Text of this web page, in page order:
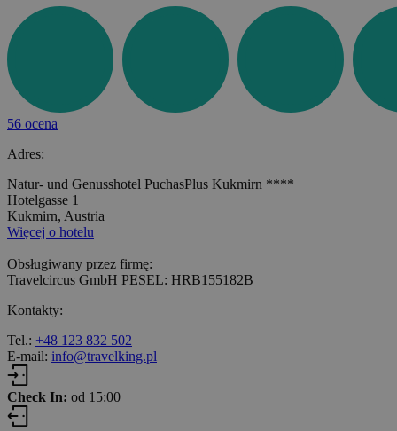
56 ocena
Adres:
Natur- und Genusshotel PuchasPlus Kukmirn ****
Hotelgasse 1
Kukmirn, Austria
Więcej o hotelu
Obsługiwany przez firmę:
Travelcircus GmbH PESEL: HRB155182B
Kontakty:
Tel.: +48 123 832 502
E-mail: info@travelking.pl
Check In: od 15:00